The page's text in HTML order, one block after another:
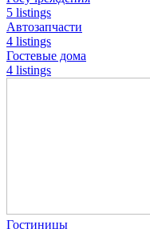
5 listings
Автозапчасти
4 listings
Гостевые дома
4 listings
Гостиницы